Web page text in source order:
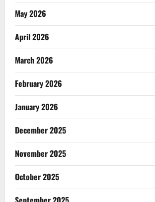
May 2026
April 2026
March 2026
February 2026
January 2026
December 2025
November 2025
October 2025